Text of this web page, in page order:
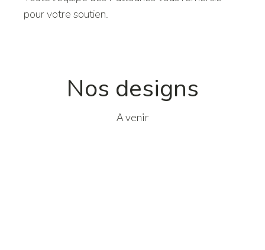
pour votre soutien.
Nos designs
A venir